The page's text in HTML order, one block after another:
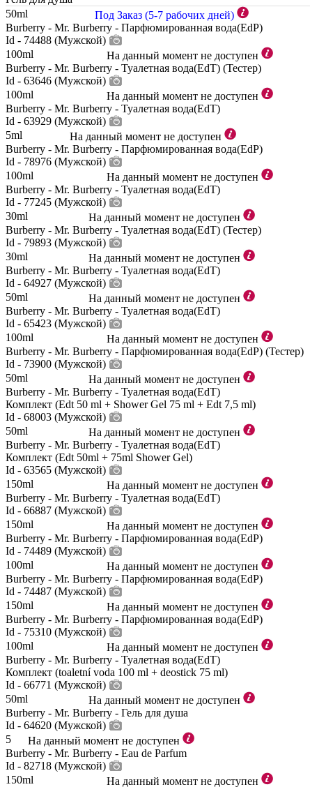
50ml
Под Заказ (5-7 рабочих дней)
Burberry - Mr. Burberry - Парфюмированная вода(EdP)
Id - 74488 (Мужской)
100ml
На данный момент не доступен
Burberry - Mr. Burberry - Туалетная вода(EdT) (Тестер)
Id - 63646 (Мужской)
100ml
На данный момент не доступен
Burberry - Mr. Burberry - Туалетная вода(EdT)
Id - 63929 (Мужской)
5ml
На данный момент не доступен
Burberry - Mr. Burberry - Парфюмированная вода(EdP)
Id - 78976 (Мужской)
100ml
На данный момент не доступен
Burberry - Mr. Burberry - Туалетная вода(EdT)
Id - 77245 (Мужской)
30ml
На данный момент не доступен
Burberry - Mr. Burberry - Туалетная вода(EdT) (Тестер)
Id - 79893 (Мужской)
30ml
На данный момент не доступен
Burberry - Mr. Burberry - Туалетная вода(EdT)
Id - 64927 (Мужской)
50ml
На данный момент не доступен
Burberry - Mr. Burberry - Туалетная вода(EdT)
Id - 65423 (Мужской)
100ml
На данный момент не доступен
Burberry - Mr. Burberry - Парфюмированная вода(EdP) (Тестер)
Id - 73900 (Мужской)
50ml
На данный момент не доступен
Burberry - Mr. Burberry - Туалетная вода(EdT)
Комплект (Edt 50 ml + Shower Gel 75 ml + Edt 7,5 ml)
Id - 68003 (Мужской)
50ml
На данный момент не доступен
Burberry - Mr. Burberry - Туалетная вода(EdT)
Комплект (Edt 50ml + 75ml Shower Gel)
Id - 63565 (Мужской)
150ml
На данный момент не доступен
Burberry - Mr. Burberry - Туалетная вода(EdT)
Id - 66887 (Мужской)
150ml
На данный момент не доступен
Burberry - Mr. Burberry - Парфюмированная вода(EdP)
Id - 74489 (Мужской)
100ml
На данный момент не доступен
Burberry - Mr. Burberry - Парфюмированная вода(EdP)
Id - 74487 (Мужской)
150ml
На данный момент не доступен
Burberry - Mr. Burberry - Парфюмированная вода(EdP)
Id - 75310 (Мужской)
100ml
На данный момент не доступен
Burberry - Mr. Burberry - Туалетная вода(EdT)
Комплект (toaletní voda 100 ml + deostick 75 ml)
Id - 66771 (Мужской)
50ml
На данный момент не доступен
Burberry - Mr. Burberry - Гель для душа
Id - 64620 (Мужской)
5
На данный момент не доступен
Burberry - Mr. Burberry - Eau de Parfum
Id - 82718 (Мужской)
150ml
На данный момент не доступен